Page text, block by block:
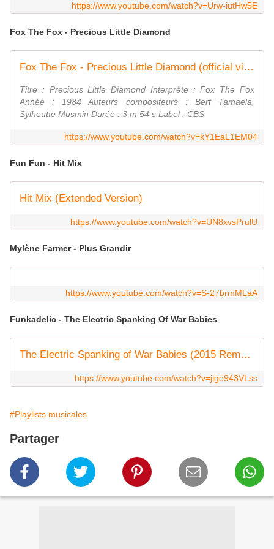
https://www.youtube.com/watch?v=Urw-iutHw5E
Fox The Fox - Precious Little Diamond
Fox The Fox - Precious Little Diamond (official video reworked)
Titre : Precious Little Diamond Interprète : Fox The Fox
Année : 1984 Auteurs compositeurs : Bert Tamaela,
Sylhoutte Musmin Durée : 3 m 54 s Label : CBS
https://www.youtube.com/watch?v=kY1EaL1EM04
Fun Fun - Hit Mix
Hit Mix (Extended Version)
https://www.youtube.com/watch?v=UN8xvsPrulU
Mylène Farmer - Plus Grandir
https://www.youtube.com/watch?v=S-27brmMLaA
Funkadelic - The Electric Spanking Of War Babies
The Electric Spanking of War Babies (2015 Remaster)
https://www.youtube.com/watch?v=jigo943VLss
#Playlists musicales
Partager